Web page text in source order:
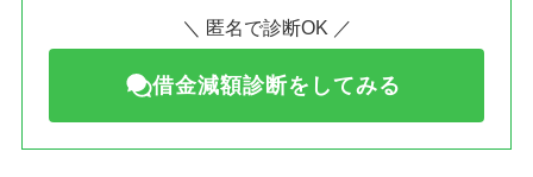
＼ 匿名で診断OK ／
借金減額診断をしてみる